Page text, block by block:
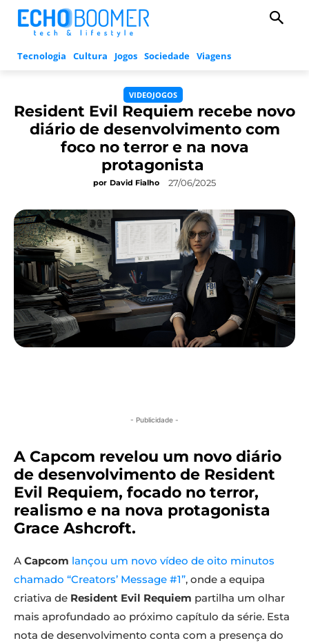
Tecnologia Cultura Jogos Sociedade Viagens
VIDEOJOGOS
Resident Evil Requiem recebe novo
diário de desenvolvimento com
foco no terror e na nova
protagonista
por David Fialho 27/06/2025
- Publicidade -
A Capcom revelou um novo diário
de desenvolvimento de Resident
Evil Requiem, focado no terror,
realismo e na nova protagonista
Grace Ashcroft.
A Capcom lançou um novo vídeo de oito minutos
chamado “Creators’ Message #1”, onde a equipa
criativa de Resident Evil Requiem partilha um olhar
mais aprofundado ao próximo capítulo da série. Esta
nota de desenvolvimento conta com a presença do